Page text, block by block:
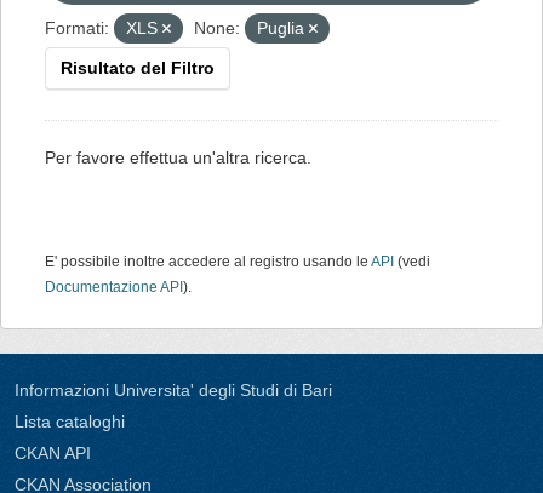
Formati:
XLS None: Puglia
Risultato del Filtro
Per favore effettua un'altra ricerca.
E' possibile inoltre accedere al registro usando le API (vedi
Documentazione API ).
Informazioni Universita' degli Studi di Bari
Lista cataloghi
CKAN API
CKAN Association